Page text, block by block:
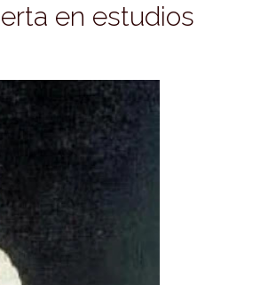
en estudios